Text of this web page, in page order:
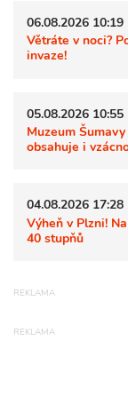
06.08.2026 10:19
Větráte v noci?
invaze!
05.08.2026 10:55
Muzeum
obsahuje i
04.08.2026 17:28
Výheň v Plzni!
40 stupňů